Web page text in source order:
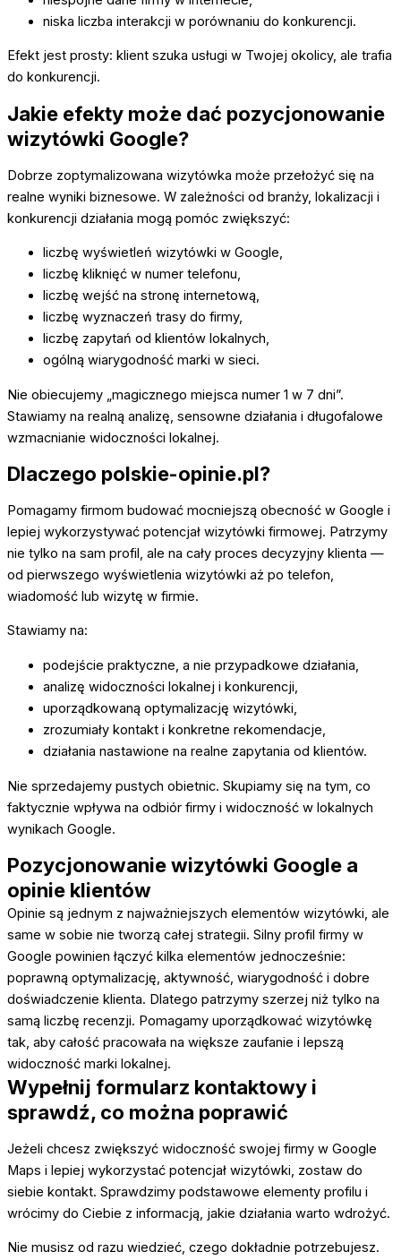
niska liczba interakcji w porównaniu do konkurencji.
Efekt jest prosty: klient szuka usługi w Twojej okolicy, ale trafia
do konkurencji.
Jakie efekty może dać pozycjonowanie
wizytówki Google?
Dobrze zoptymalizowana wizytówka może przełożyć się na
realne wyniki biznesowe. W zależności od branży, lokalizacji i
konkurencji działania mogą pomóc zwiększyć:
liczbę wyświetleń wizytówki w Google,
liczbę kliknięć w numer telefonu,
liczbę wejść na stronę internetową,
liczbę wyznaczeń trasy do firmy,
liczbę zapytań od klientów lokalnych,
ogólną wiarygodność marki w sieci.
Nie obiecujemy „magicznego miejsca numer 1 w 7 dni”.
Stawiamy na realną analizę, sensowne działania i długofalowe
wzmacnianie widoczności lokalnej.
Dlaczego polskie-opinie.pl?
Pomagamy firmom budować mocniejszą obecność w Google i
lepiej wykorzystywać potencjał wizytówki firmowej. Patrzymy
nie tylko na sam profil, ale na cały proces decyzyjny klienta —
od pierwszego wyświetlenia wizytówki aż po telefon,
wiadomość lub wizytę w firmie.
Stawiamy na:
podejście praktyczne, a nie przypadkowe działania,
analizę widoczności lokalnej i konkurencji,
uporządkowaną optymalizację wizytówki,
zrozumiały kontakt i konkretne rekomendacje,
działania nastawione na realne zapytania od klientów.
Nie sprzedajemy pustych obietnic. Skupiamy się na tym, co
faktycznie wpływa na odbiór firmy i widoczność w lokalnych
wynikach Google.
Pozycjonowanie wizytówki Google a
opinie klientów
Opinie są jednym z najważniejszych elementów wizytówki, ale
same w sobie nie tworzą całej strategii. Silny profil firmy w
Google powinien łączyć kilka elementów jednocześnie:
poprawną optymalizację, aktywność, wiarygodność i dobre
doświadczenie klienta. Dlatego patrzymy szerzej niż tylko na
samą liczbę recenzji. Pomagamy uporządkować wizytówkę
tak, aby całość pracowała na większe zaufanie i lepszą
widoczność marki lokalnej.
Wypełnij formularz kontaktowy i
sprawdź, co można poprawić
Jeżeli chcesz zwiększyć widoczność swojej firmy w Google
Maps i lepiej wykorzystać potencjał wizytówki, zostaw do
siebie kontakt. Sprawdzimy podstawowe elementy profilu i
wrócimy do Ciebie z informacją, jakie działania warto wdrożyć.
Nie musisz od razu wiedzieć, czego dokładnie potrzebujesz.